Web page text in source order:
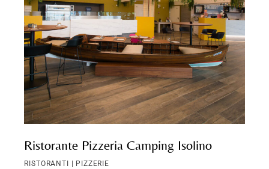
Ristorante Pizzeria Camping Isolino
RISTORANTI | PIZZERIE